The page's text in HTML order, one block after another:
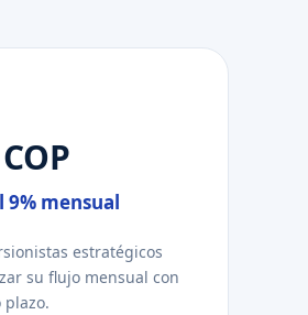
mensual
estratégicos
su flujo mensual con